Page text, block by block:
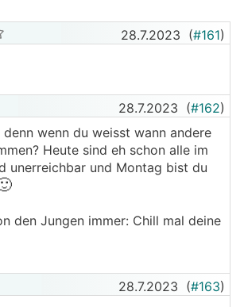
28.7.2023 (#161)
28.7.2023 (#162)
wenn du weisst wann andere
Heute sind eh schon alle im
unerreichbar und Montag bist du
den Jungen immer: Chill mal deine
28.7.2023 (#163)